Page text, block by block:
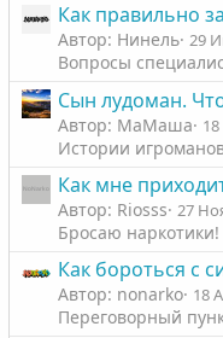
Как правильно
Автор: Нинель 29
Вопросы
Сын лудоман.
Автор: МаМаша
Истории
Как мне
Автор: Riosss 27
Бросаю наркотики!
Как бороться с
Автор: nonarko 18
Переговорный